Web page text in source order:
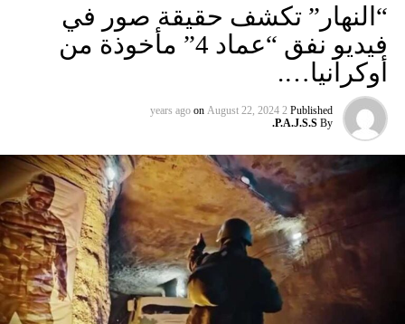
ليترا) وهو ما يلقى معارضة شعبية من القطاع الخاص الذي حده
الادنى على صعيد الرواتب اقل من الحد الادنى لموظفي الدولة.
وسارع المكتب الاعلامي للرئيس سعد الحريري الى نفي وجود
مثل هذه المقترحات، وقال بيان مكتب الحريري: ان ورقة
الاصلاحات والاجراءات المطلوبة لخفض العجز ووقف الهدر
موضع نقاش مسؤول مع مختلف المكونات في الحكومة، وسيتم
ترجمته بمشروع الموازنة الذي سيرفعه وزير المال الى مجلس
الوزراء. وعاد البيان ليقول ان ما نشرته الصحيفة ورقة منسوبة
زورا الى الرئيس الحريري وفيها الكثير من الفبركات وبنات افكار
التخريب القائم على مشروع النهوض الاقتصادي والبرنامج
الحكومي. وتقول مصادر قريبة من تكتل لبنان القوي لـ «الأنباء»
ان الموقف الحاد للرئيس ميشال عون من بكركي في عيد الفصح
والذي دعا المتباطئين في اعداد الموازنة للصعود الى بعبدا لـ
«ننهيها لهم» جاء بعد اطلاع الرئيس عون على «ورقة
“النهار” تكشف حقيقة صور في
فيديو نفق “عماد 4” مأخوذة من
أوكرانيا….
Published
2 years ago
on August 22, 2024
By
P.A.J.S.S.